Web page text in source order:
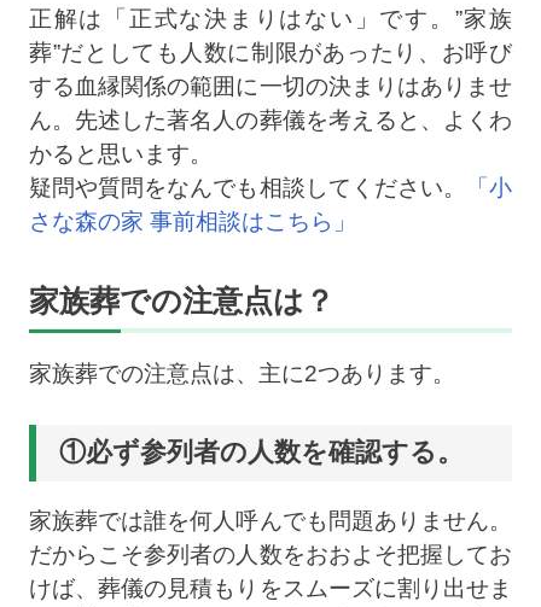
正解は「正式な決まりはない」です。”家族
葬”だとしても人数に制限があったり、お呼び
する血縁関係の範囲に一切の決まりはありませ
ん。先述した著名人の葬儀を考えると、よくわ
かると思います。
疑問や質問をなんでも相談してください。
「小
さな森の家 事前相談はこちら」
家族葬での注意点は？
家族葬での注意点は、主に2つあります。
①必ず参列者の人数を確認する。
家族葬では誰を何人呼んでも問題ありません。
だからこそ参列者の人数をおおよそ把握してお
けば、葬儀の見積もりをスムーズに割り出せま